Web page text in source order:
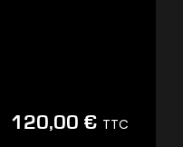
120,00 € TTC